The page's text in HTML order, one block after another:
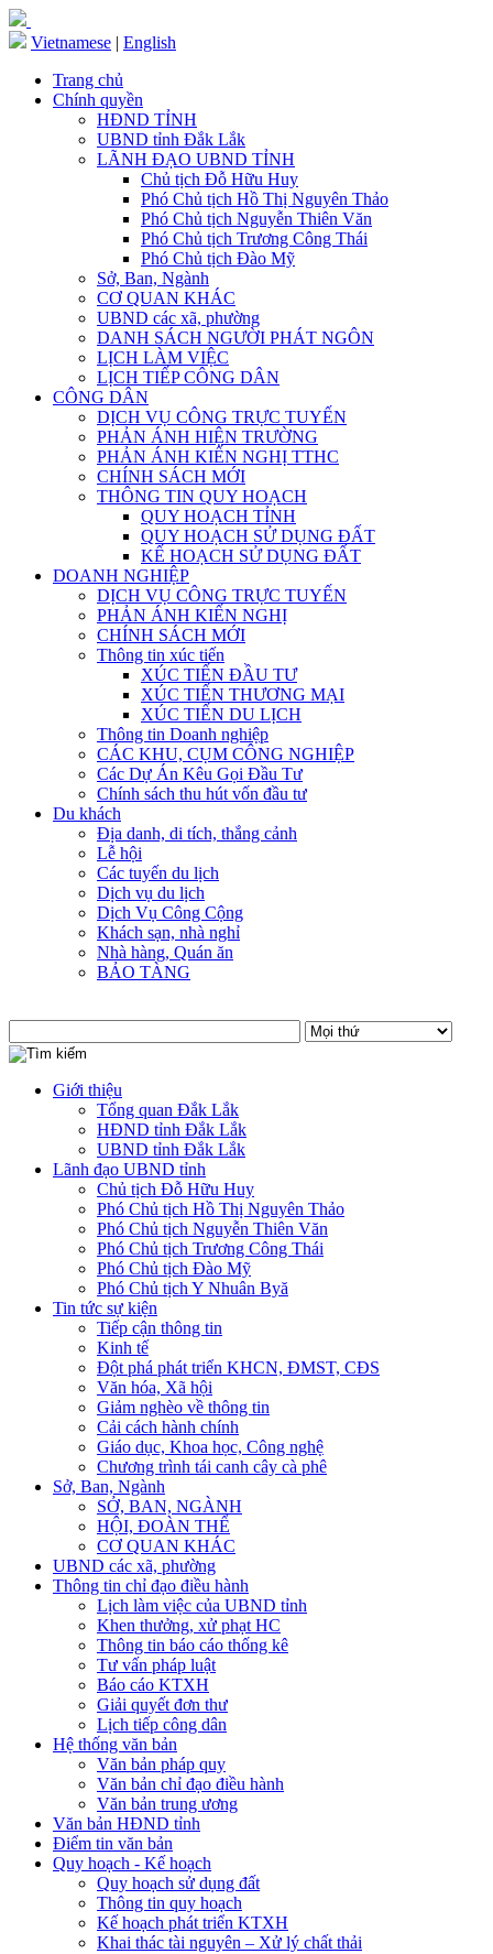
Vietnamese | English
Trang chủ
Chính quyền
HĐND TỈNH
UBND tỉnh Đắk Lắk
LÃNH ĐẠO UBND TỈNH
Chủ tịch Đỗ Hữu Huy
Phó Chủ tịch Hồ Thị Nguyên Thảo
Phó Chủ tịch Nguyễn Thiên Văn
Phó Chủ tịch Trương Công Thái
Phó Chủ tịch Đào Mỹ
Sở, Ban, Ngành
CƠ QUAN KHÁC
UBND các xã, phường
DANH SÁCH NGƯỜI PHÁT NGÔN
LỊCH LÀM VIỆC
LỊCH TIẾP CÔNG DÂN
CÔNG DÂN
DỊCH VỤ CÔNG TRỰC TUYẾN
PHẢN ÁNH HIỆN TRƯỜNG
PHẢN ÁNH KIẾN NGHỊ TTHC
CHÍNH SÁCH MỚI
THÔNG TIN QUY HOẠCH
QUY HOẠCH TỈNH
QUY HOẠCH SỬ DỤNG ĐẤT
KẾ HOẠCH SỬ DỤNG ĐẤT
DOANH NGHIỆP
DỊCH VỤ CÔNG TRỰC TUYẾN
PHẢN ÁNH KIẾN NGHỊ
CHÍNH SÁCH MỚI
Thông tin xúc tiến
XÚC TIẾN ĐẦU TƯ
XÚC TIẾN THƯƠNG MẠI
XÚC TIẾN DU LỊCH
Thông tin Doanh nghiệp
CÁC KHU, CỤM CÔNG NGHIỆP
Các Dự Án Kêu Gọi Đầu Tư
Chính sách thu hút vốn đầu tư
Du khách
Địa danh, di tích, thắng cảnh
Lễ hội
Các tuyến du lịch
Dịch vụ du lịch
Dịch Vụ Công Cộng
Khách sạn, nhà nghỉ
Nhà hàng, Quán ăn
BẢO TÀNG
Giới thiệu
Tổng quan Đắk Lắk
HĐND tỉnh Đắk Lắk
UBND tỉnh Đắk Lắk
Lãnh đạo UBND tỉnh
Chủ tịch Đỗ Hữu Huy
Phó Chủ tịch Hồ Thị Nguyên Thảo
Phó Chủ tịch Nguyễn Thiên Văn
Phó Chủ tịch Trương Công Thái
Phó Chủ tịch Đào Mỹ
Phó Chủ tịch Y Nhuân Byă
Tin tức sự kiện
Tiếp cận thông tin
Kinh tế
Đột phá phát triển KHCN, ĐMST, CĐS
Văn hóa, Xã hội
Giảm nghèo về thông tin
Cải cách hành chính
Giáo dục, Khoa học, Công nghệ
Chương trình tái canh cây cà phê
Sở, Ban, Ngành
SỞ, BAN, NGÀNH
HỘI, ĐOÀN THỂ
CƠ QUAN KHÁC
UBND các xã, phường
Thông tin chỉ đạo điều hành
Lịch làm việc của UBND tỉnh
Khen thưởng, xử phạt HC
Thông tin báo cáo thống kê
Tư vấn pháp luật
Báo cáo KTXH
Giải quyết đơn thư
Lịch tiếp công dân
Hệ thống văn bản
Văn bản pháp quy
Văn bản chỉ đạo điều hành
Văn bản trung ương
Văn bản HĐND tỉnh
Điểm tin văn bản
Quy hoạch - Kế hoạch
Quy hoạch sử dụng đất
Thông tin quy hoạch
Kế hoạch phát triển KTXH
Khai thác tài nguyên – Xử lý chất thải